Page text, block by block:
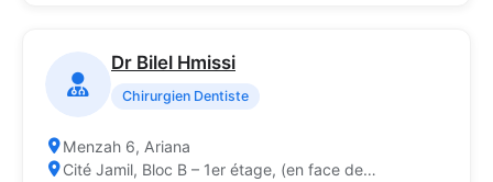
Dr Bilel Hmissi
Chirurgien Dentiste
Menzah 6, Ariana
Cité Jamil, Bloc B – 1er étage, (en face de…